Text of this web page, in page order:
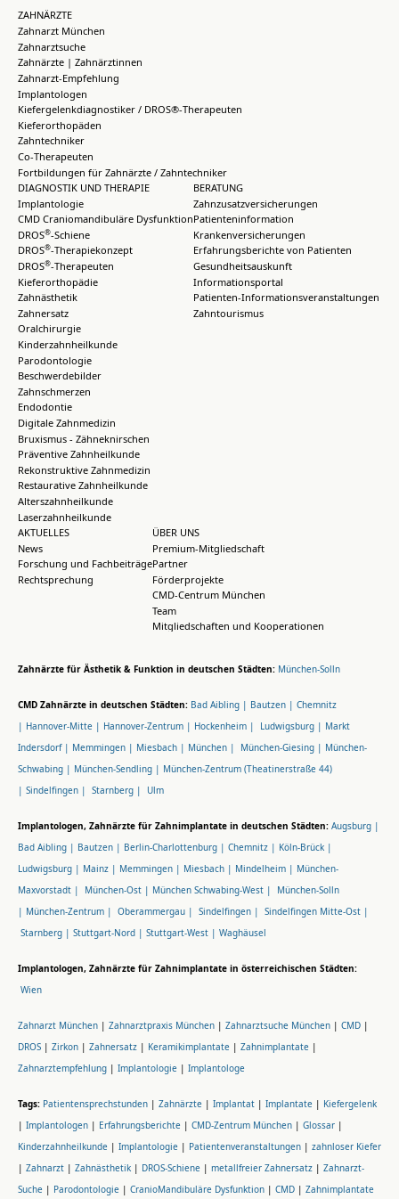
ZAHNÄRZTE
Zahnarzt München
Zahnarztsuche
Zahnärzte | Zahnärztinnen
Zahnarzt-Empfehlung
Implantologen
Kiefergelenkdiagnostiker / DROS®-Therapeuten
Kieferorthopäden
Zahntechniker
Co-Therapeuten
Fortbildungen für Zahnärzte / Zahntechniker
DIAGNOSTIK UND THERAPIE
Implantologie
CMD Craniomandibuläre Dysfunktion
DROS®-Schiene
DROS®-Therapiekonzept
DROS®-Therapeuten
Kieferorthopädie
Zahnästhetik
Zahnersatz
Oralchirurgie
Kinderzahnheilkunde
Parodontologie
Beschwerdebilder
Zahnschmerzen
Endodontie
Digitale Zahnmedizin
Bruxismus - Zähneknirschen
Präventive Zahnheilkunde
Rekonstruktive Zahnmedizin
Restaurative Zahnheilkunde
Alterszahnheilkunde
Laserzahnheilkunde
BERATUNG
Zahnzusatzversicherungen
Patienteninformation
Krankenversicherungen
Erfahrungsberichte von Patienten
Gesundheitsauskunft
Informationsportal
Patienten-Informationsveranstaltungen
Zahntourismus
AKTUELLES
News
Forschung und Fachbeiträge
Rechtsprechung
ÜBER UNS
Premium-Mitgliedschaft
Partner
Förderprojekte
CMD-Centrum München
Team
Mitgliedschaften und Kooperationen
Zahnärzte für Ästhetik & Funktion in deutschen Städten: München-Solln
CMD Zahnärzte in deutschen Städten: Bad Aibling | Bautzen | Chemnitz
| Hannover-Mitte | Hannover-Zentrum | Hockenheim | Ludwigsburg | Markt
Indersdorf | Memmingen | Miesbach | München | München-Giesing | München-
Schwabing | München-Sendling | München-Zentrum (Theatinerstraße 44)
| Sindelfingen | Starnberg | Ulm
Implantologen, Zahnärzte für Zahnimplantate in deutschen Städten: Augsburg |
Bad Aibling | Bautzen | Berlin-Charlottenburg | Chemnitz | Köln-Brück |
Ludwigsburg | Mainz | Memmingen | Miesbach | Mindelheim | München-
Maxvorstadt |
München-Ost | München Schwabing-West |
München-Solln
| München-Zentrum | Oberammergau | Sindelfingen | Sindelfingen Mitte-Ost |
Starnberg | Stuttgart-Nord | Stuttgart-West | Waghäusel
Implantologen, Zahnärzte für Zahnimplantate in österreichischen Städten:
Wien
Zahnarzt München | Zahnarztpraxis München | Zahnarztsuche München | CMD |
DROS | Zirkon | Zahnersatz | Keramikimplantate | Zahnimplantate |
Zahnarztempfehlung | Implantologie | Implantologe
Tags: Patientensprechstunden | Zahnärzte | Implantat | Implantate | Kiefergelenk
| Implantologen | Erfahrungsberichte | CMD-Zentrum München | Glossar |
Kinderzahnheilkunde | Implantologie | Patientenveranstaltungen | zahnloser Kiefer
| Zahnarzt | Zahnästhetik | DROS-Schiene | metallfreier Zahnersatz | Zahnarzt-
Suche | Parodontologie | CranioMandibuläre Dysfunktion | CMD | Zahnimplantate